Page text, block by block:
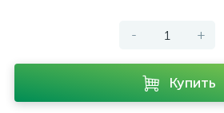
- +
Купить